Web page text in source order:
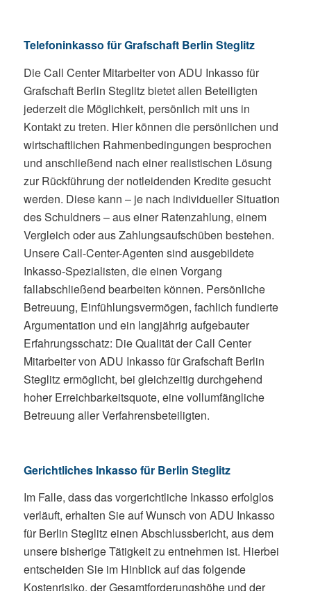
Telefoninkasso für Grafschaft Berlin Steglitz
Die Call Center Mitarbeiter von ADU Inkasso für
Grafschaft Berlin Steglitz bietet allen Beteiligten
jederzeit die Möglichkeit, persönlich mit uns in
Kontakt zu treten. Hier können die persönlichen und
wirtschaftlichen Rahmenbedingungen besprochen
und anschließend nach einer realistischen Lösung
zur Rückführung der notleidenden Kredite gesucht
werden. Diese kann – je nach individueller Situation
des Schuldners – aus einer Ratenzahlung, einem
Vergleich oder aus Zahlungsaufschüben bestehen.
Unsere Call-Center-Agenten sind ausgebildete
Inkasso-Spezialisten, die einen Vorgang
fallabschließend bearbeiten können. Persönliche
Betreuung, Einfühlungsvermögen, fachlich fundierte
Argumentation und ein langjährig aufgebauter
Erfahrungsschatz: Die Qualität der Call Center
Mitarbeiter von ADU Inkasso für Grafschaft Berlin
Steglitz ermöglicht, bei gleichzeitig durchgehend
hoher Erreichbarkeitsquote, eine vollumfängliche
Betreuung aller Verfahrensbeteiligten.
Gerichtliches Inkasso für Berlin Steglitz
Im Falle, dass das vorgerichtliche Inkasso erfolglos
verläuft, erhalten Sie auf Wunsch von ADU Inkasso
für Berlin Steglitz einen Abschlussbericht, aus dem
unsere bisherige Tätigkeit zu entnehmen ist. Hierbei
entscheiden Sie im Hinblick auf das folgende
Kostenrisiko, der Gesamtforderungshöhe und der